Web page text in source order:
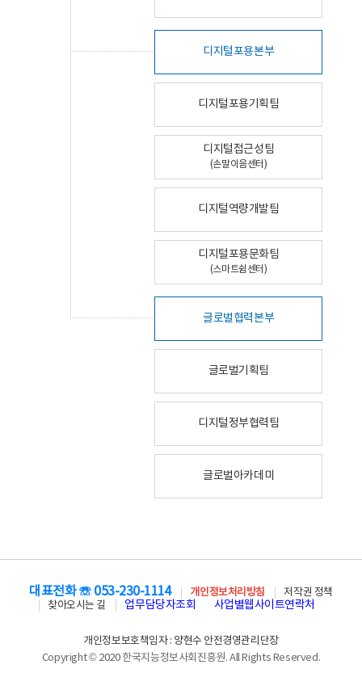
디지털포용본부
디지털포용기획팀
디지털접근성팀
(손말이음센터)
디지털역량개발팀
디지털포용문화팀
(스마트쉼센터)
글로벌협력본부
글로벌기획팀
디지털정부협력팀
글로벌아카데미
대표전화 ☏ 053-230-1114 개인정보처리방침
저작권 정책
찾아오시는 길
업무담당자조회 사업별웹사이트연락처
개인정보보호책임자 : 양현수 안전경영관리단장
Copyright © 2020 한국지능정보사회진흥원. All Rights Reserved.